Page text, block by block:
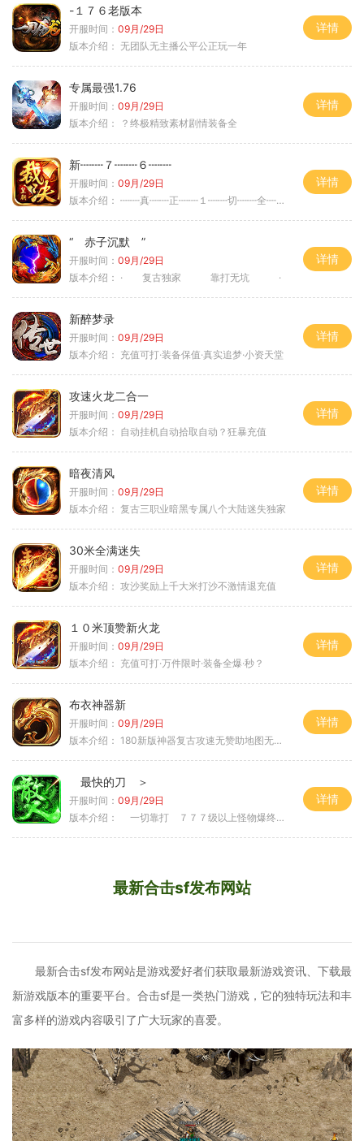
-１７６老版本
开服时间： 09月/29日
版本介绍： 无团队无主播公平公正玩一年
详情
专属最强1.76
开服时间： 09月/29日
版本介绍：
？终极精致素材剧情装备全
详情
新┉┉７┉┉６┉┉
开服时间： 09月/29日
版本介绍： ┉┉真┉┉正┉┉１┉┉切┉┉全┉┉爆┉┉
详情
“ 赤子沉默 ”
开服时间： 09月/29日
版本介绍： · 复古独家 靠打无坑 ·
详情
新醉梦录
开服时间： 09月/29日
版本介绍： 充值可打·装备保值·真实追梦·小资天堂
详情
攻速火龙二合一
开服时间： 09月/29日
版本介绍： 自动挂机自动拾取自动？狂暴充值
详情
暗夜清风
开服时间： 09月/29日
版本介绍： 复古三职业暗黑专属八个大陆迷失独家
详情
30米全满迷失
开服时间： 09月/29日
版本介绍： 攻沙奖励上千大米打沙不激情退充值
详情
１０米顶赞新火龙
开服时间： 09月/29日
版本介绍： 充值可打·万件限时·装备全爆·秒？
详情
布衣神器新
开服时间： 09月/29日
版本介绍： 180新版神器复古攻速无赞助地图无排行
详情
最快的刀 ＞
开服时间： 09月/29日
版本介绍：
一切靠打 ７７７级以上怪物爆终极 ＞
详情
最新合击sf发布网站
最新合击sf发布网站是游戏爱好者们获取最新游戏资讯、下载最
新游戏版本的重要平台。合击sf是一类热门游戏，它的独特玩法和丰
富多样的游戏内容吸引了广大玩家的喜爱。